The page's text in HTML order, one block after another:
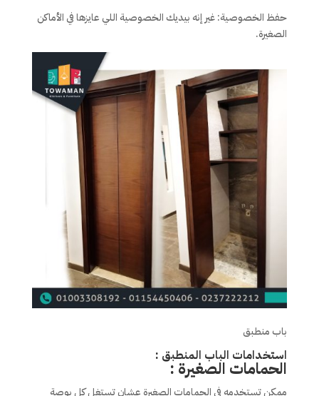
حفظ الخصوصية: غير إنه بيديك الخصوصية اللي عايزها في الأماكن
الصغيرة.
باب منطبق
استخدامات الباب المنطبق :
الحمامات الصغيرة :
ممكن تستخدمه في الحمامات الصغيرة عشان تستغل كل بوصة